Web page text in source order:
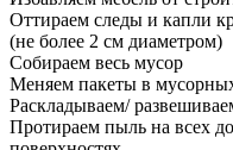
Оттираем следы и капли
(не более 2 см диаметром)
Собираем весь мусор
Меняем пакеты в
Раскладываем/
Протираем пыль на всех